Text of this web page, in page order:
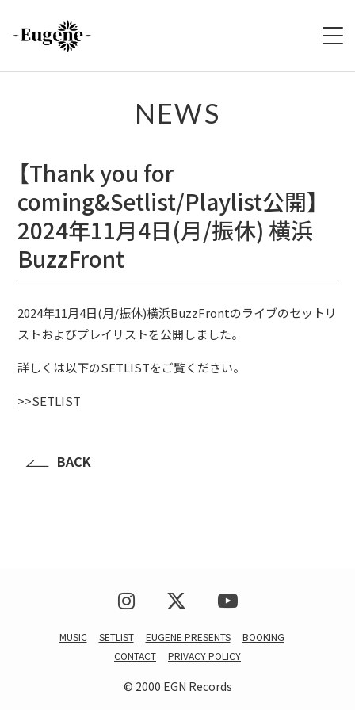
LIVE
VIDEO
FOLLOW
NEWS
【Thank you for
coming&Setlist/Playlist公開】
2024年11月4日(月/振休) 横浜
BuzzFront
2024年11月4日(月/振休)横浜BuzzFrontのライブのセットリ
ストおよびプレイリストを公開しました。
詳しくは以下のSETLISTをご覧ください。
>>SETLIST
BACK
MUSIC SETLIST EUGENE PRESENTS
BOOKING
CONTACT
PRIVACY POLICY
© 2000 EGN Records